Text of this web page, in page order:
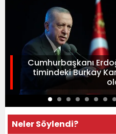
Cumhurbaşkanı
timindeki Burkay
Neler Söylendi?